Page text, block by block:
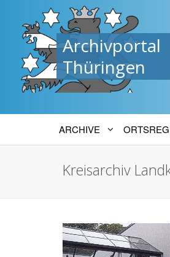
Archivportal
Thüringen
ARCHIVE
Kreisarchiv